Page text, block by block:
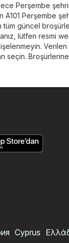
Perşembe
A101 Perşembe
tüm güncel
lütfen resmi
Verilen
seçin.
Cyprus